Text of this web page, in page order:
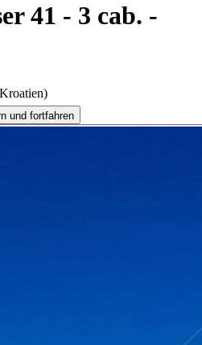
41 - 3 cab. -
Kroatien)
und fortfahren